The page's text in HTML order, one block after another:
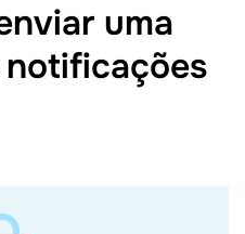
uma